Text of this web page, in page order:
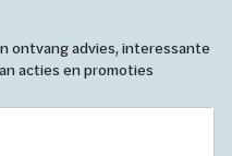
ontvang advies, interessante
acties en promoties